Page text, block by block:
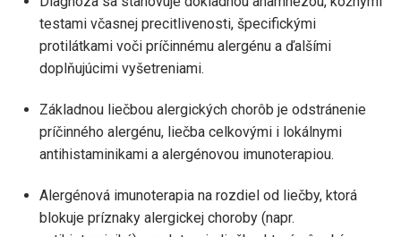
testami včasnej precitlivenosti, špecifickými
protilátkami voči príčinnému alergénu a ďalšími
doplňujúcimi vyšetreniami.
Základnou liečbou alergických chorôb je odstránenie
príčinného alergénu, liečba celkovými i lokálnymi
antihistaminikami a alergénovou imunoterapiou.
Alergénová imunoterapia na rozdiel od liečby, ktorá
blokuje príznaky alergickej choroby (napr.